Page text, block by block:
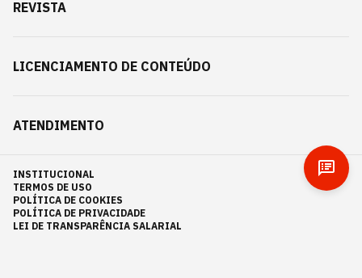
REVISTA
LICENCIAMENTO DE CONTEÚDO
ATENDIMENTO
INSTITUCIONAL
TERMOS DE USO
POLÍTICA DE COOKIES
POLÍTICA DE PRIVACIDADE
LEI DE TRANSPARÊNCIA SALARIAL